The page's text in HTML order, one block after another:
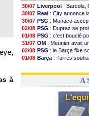
à
30/07 Liverpool : Barcola,
30/07 Real : City annonce
30/07 PSG : Monaco
02/08 PSG : Dupraz se
01/08 PSG : c'est bouclé
31/07 OM : Meunier avait
02/08 PSG : le Barça fixe
01/08 Barça : Torres
03/08 Argentine: quand
A